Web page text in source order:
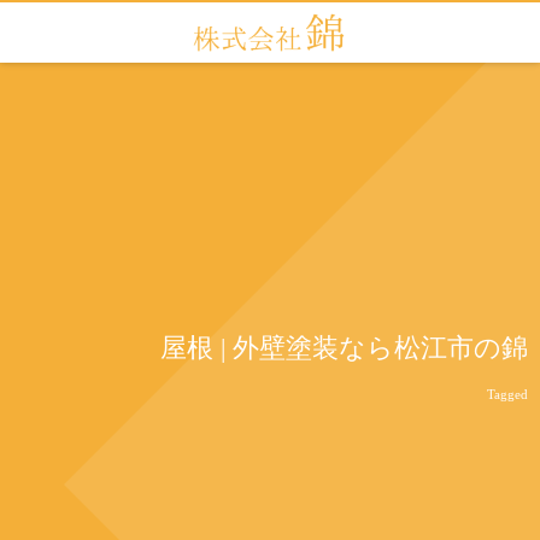
屋根 | 外壁塗装なら松江市の錦
Tagged